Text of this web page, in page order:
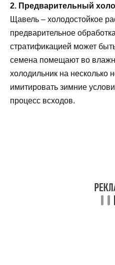
2. Предварительный
Щавель – холодостойкое
предварительное
стратификацией может
семена помещают во
холодильник на несколько
имитировать зимние
процесс всходов.